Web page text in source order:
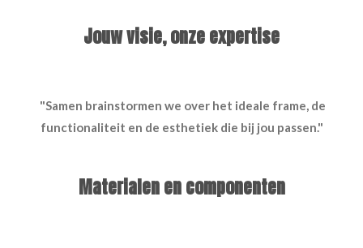
Jouw visie, onze expertise
"Samen brainstormen we over het ideale frame, de
functionaliteit en de esthetiek die bij jou passen."
Materialen en componenten